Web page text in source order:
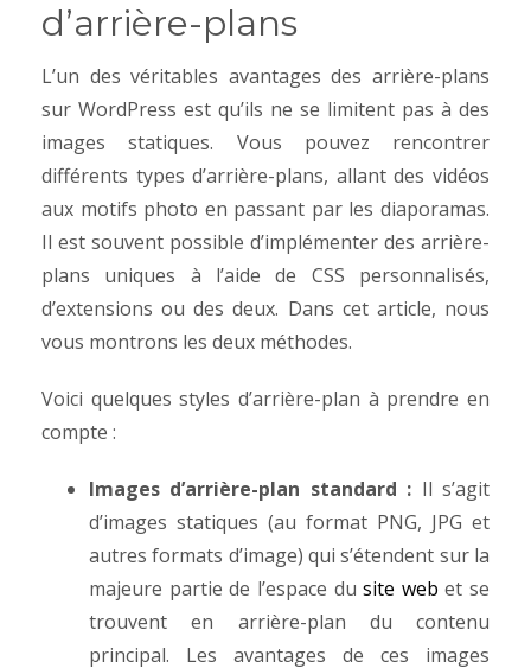
d’arrière-plans
L’un des véritables avantages des arrière-plans
sur WordPress est qu’ils ne se limitent pas à des
images statiques. Vous pouvez rencontrer
différents types d’arrière-plans, allant des vidéos
aux motifs photo en passant par les diaporamas.
Il est souvent possible d’implémenter des arrière-
plans uniques à l’aide de CSS personnalisés,
d’extensions ou des deux. Dans cet article, nous
vous montrons les deux méthodes.
Voici quelques styles d’arrière-plan à prendre en
compte :
Images d’arrière-plan standard : Il s’agit
d’images statiques (au format PNG, JPG et
autres formats d’image) qui s’étendent sur la
majeure partie de l’espace dusite web et se
trouvent en arrière-plan du contenu
principal. Les avantages de ces images